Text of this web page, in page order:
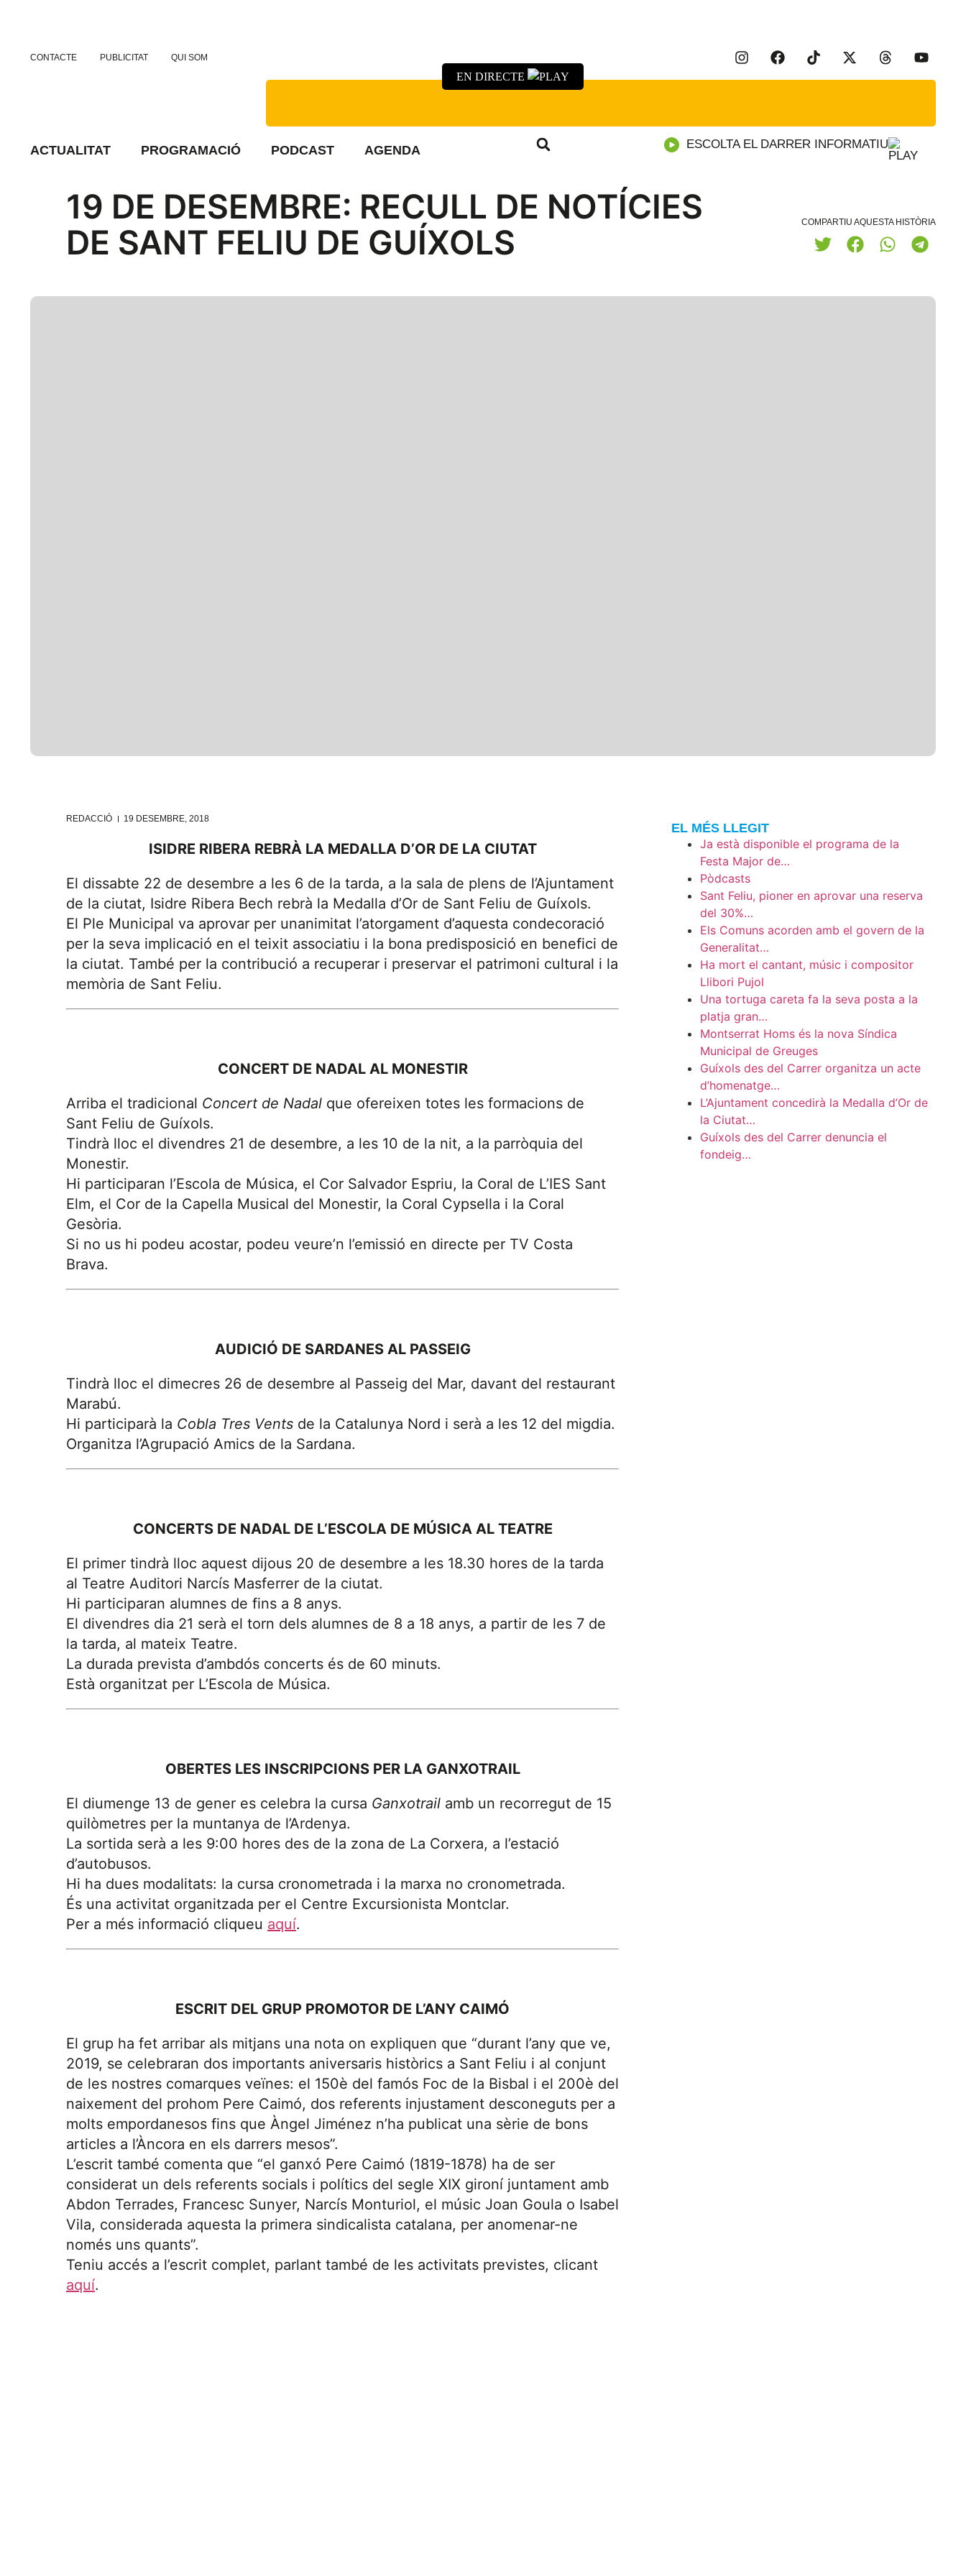
CONTACTE PUBLICITAT QUI SOM
EN DIRECTE
ACTUALITAT PROGRAMACIÓ PODCAST AGENDA ESCOLTA EL DARRER INFORMATIU
19 DE DESEMBRE: RECULL DE NOTÍCIES
DE SANT FELIU DE GUÍXOLS
COMPARTIU AQUESTA HISTÒRIA
REDACCIÓ 19 DESEMBRE, 2018
ISIDRE RIBERA REBRÀ LA MEDALLA D’OR DE LA CIUTAT
El dissabte 22 de desembre a les 6 de la tarda, a la sala de plens de l’Ajuntament
de la ciutat, Isidre Ribera Bech rebrà la Medalla d’Or de Sant Feliu de Guíxols.
El Ple Municipal va aprovar per unanimitat l’atorgament d’aquesta condecoració
per la seva implicació en el teixit associatiu i la bona predisposició en benefici de
la ciutat. També per la contribució a recuperar i preservar el patrimoni cultural i la
memòria de Sant Feliu.
CONCERT DE NADAL AL MONESTIR
Arriba el tradicional Concert de Nadal que ofereixen totes les formacions de
Sant Feliu de Guíxols.
Tindrà lloc el divendres 21 de desembre, a les 10 de la nit, a la parròquia del
Monestir.
Hi participaran l’Escola de Música, el Cor Salvador Espriu, la Coral de L’IES Sant
Elm, el Cor de la Capella Musical del Monestir, la Coral Cypsella i la Coral
Gesòria.
Si no us hi podeu acostar, podeu veure’n l’emissió en directe per TV Costa
Brava.
AUDICIÓ DE SARDANES AL PASSEIG
Tindrà lloc el dimecres 26 de desembre al Passeig del Mar, davant del restaurant
Marabú.
Hi participarà la Cobla Tres Vents de la Catalunya Nord i serà a les 12 del migdia.
Organitza l’Agrupació Amics de la Sardana.
CONCERTS DE NADAL DE L’ESCOLA DE MÚSICA AL TEATRE
El primer tindrà lloc aquest dijous 20 de desembre a les 18.30 hores de la tarda
al Teatre Auditori Narcís Masferrer de la ciutat.
Hi participaran alumnes de fins a 8 anys.
El divendres dia 21 serà el torn dels alumnes de 8 a 18 anys, a partir de les 7 de
la tarda, al mateix Teatre.
La durada prevista d’ambdós concerts és de 60 minuts.
Està organitzat per L’Escola de Música.
OBERTES LES INSCRIPCIONS PER LA GANXOTRAIL
El diumenge 13 de gener es celebra la cursa Ganxotrail amb un recorregut de 15
quilòmetres per la muntanya de l’Ardenya.
La sortida serà a les 9:00 hores des de la zona de La Corxera, a l’estació
d’autobusos.
Hi ha dues modalitats: la cursa cronometrada i la marxa no cronometrada.
És una activitat organitzada per el Centre Excursionista Montclar.
Per a més informació cliqueu aquí.
ESCRIT DEL GRUP PROMOTOR DE L’ANY CAIMÓ
El grup ha fet arribar als mitjans una nota on expliquen que “durant l’any que ve,
2019, se celebraran dos importants aniversaris històrics a Sant Feliu i al conjunt
de les nostres comarques veïnes: el 150è del famós Foc de la Bisbal i el 200è del
naixement del prohom Pere Caimó, dos referents injustament desconeguts per a
molts empordanesos fins que Àngel Jiménez n’ha publicat una sèrie de bons
articles a l’Àncora en els darrers mesos”.
L’escrit també comenta que “el ganxó Pere Caimó (1819-1878) ha de ser
considerat un dels referents socials i polítics del segle XIX gironí juntament amb
Abdon Terrades, Francesc Sunyer, Narcís Monturiol, el músic Joan Goula o Isabel
Vila, considerada aquesta la primera sindicalista catalana, per anomenar-ne
només uns quants”.
Teniu accés a l’escrit complet, parlant també de les activitats previstes, clicant
aquí.
EL MÉS LLEGIT
Ja està disponible el programa de la
Festa Major de…
Pòdcasts
Sant Feliu, pioner en aprovar una reserva
del 30%…
Els Comuns acorden amb el govern de la
Generalitat…
Ha mort el cantant, músic i compositor
Llibori Pujol
Una tortuga careta fa la seva posta a la
platja gran…
Montserrat Homs és la nova Síndica
Municipal de Greuges
Guíxols des del Carrer organitza un acte
d’homenatge…
L’Ajuntament concedirà la Medalla d’Or de
la Ciutat…
Guíxols des del Carrer denuncia el
fondeig…